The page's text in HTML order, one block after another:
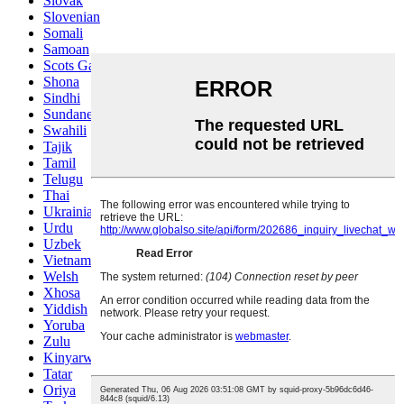
Slovenian
Somali
Samoan
Scots Gaelic
Shona
Sindhi
Sundanese
Swahili
Tajik
Tamil
Telugu
Thai
Ukrainian
Urdu
Uzbek
Vietnamese
Welsh
Xhosa
Yiddish
Yoruba
Zulu
Kinyarwanda
Tatar
Oriya